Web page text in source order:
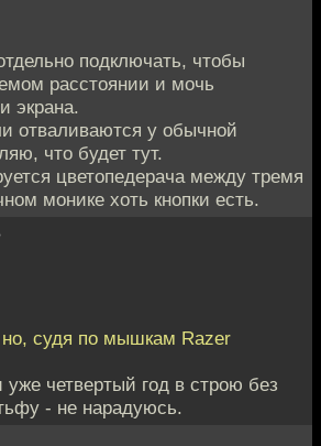
подключать, чтобы
расстоянии и мочь
экрана.
отваливаются у обычной
что будет тут.
цветопедерача между тремя
монике хоть кнопки есть.
судя по мышкам Razer
четвертый год в строю без
- не нарадуюсь.